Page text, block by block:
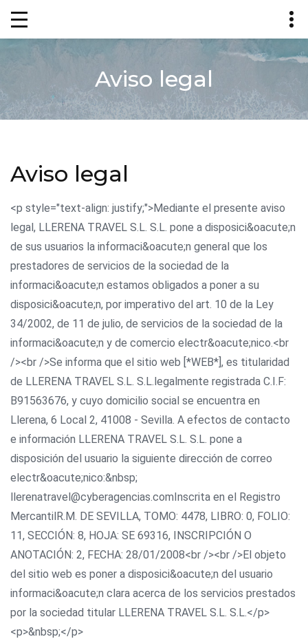
Aviso legal
Aviso legal
<p style="text-align: justify;">Mediante el presente aviso
legal, LLERENA TRAVEL S.L. S.L. pone a disposici&oacute;n
de sus usuarios la informaci&oacute;n general que los
prestadores de servicios de la sociedad de la
informaci&oacute;n estamos obligados a poner a su
disposici&oacute;n, por imperativo del art. 10 de la Ley
34/2002, de 11 de julio, de servicios de la sociedad de la
informaci&oacute;n y de comercio electr&oacute;nico.<br
/><br />Se informa que el sitio web [*WEB*], es titularidad
de LLERENA TRAVEL S.L. S.L.legalmente registrada C.I.F:
B91563676, y cuyo domicilio social se encuentra en
Llerena, 6 Local 2, 41008 - Sevilla. A efectos de contacto
e información LLERENA TRAVEL S.L. S.L. pone a
disposición del usuario la siguiente dirección de correo
electr&oacute;nico:&nbsp;
llerenatravel@cyberagencias.comInscrita en el Registro
MercantilR.M. DE SEVILLA, TOMO: 4478, LIBRO: 0, FOLIO:
11, SECCIÓN: 8, HOJA: SE 69316, INSCRIPCIÓN O
ANOTACIÓN: 2, FECHA: 28/01/2008<br /><br />El objeto
del sitio web es poner a disposici&oacute;n del usuario
informaci&oacute;n clara acerca de los servicios prestados
por la sociedad titular LLERENA TRAVEL S.L. S.L.</p>
<p>&nbsp;</p>